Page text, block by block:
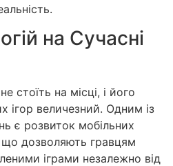
на Сучасні
стоїть на місці, і його
ігор величезний. Одним із
є розвиток мобільних
що дозволяють гравцям
іграми незалежно від